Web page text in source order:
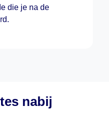
die je na de
nabij